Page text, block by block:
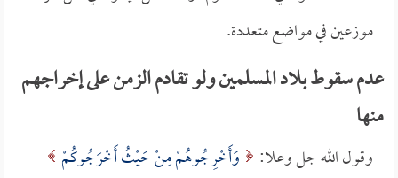
موزعين في مواضع متعددة.
عدم سقوط بلاد المسلمين ولو تقادم الزمن على إخراجهم
منها
وقول الله جل وعلا:
وَأَخْرِجُوهُمْ مِنْ حَيْثُ أَخْرَجُوكُمْ